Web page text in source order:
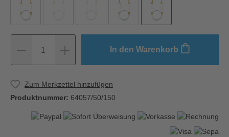
1 In den Warenkorb
Zum Merkzettel hinzufügen
Produktnummer: 64057/50/150